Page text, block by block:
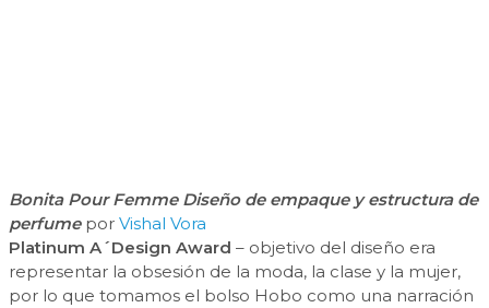
Bonita Pour Femme Diseño de empaque y estructura de
perfumepor Vishal Vora
Platinum A´Design Award – objetivo del diseño era
representar la obsesión de la moda, la clase y la mujer,
por lo que tomamos el bolso Hobo como una narración